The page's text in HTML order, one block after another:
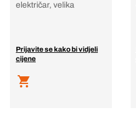
električar, velika
Prijavite se kako bi vidjeli
cijene